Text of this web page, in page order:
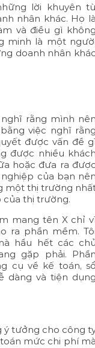
lời khuyên
nhân khác. Họ
và điều gì
minh là một
doanh nhân
rằng mình
việc nghĩ
được vấn đề
được nhiều
hoặc đưa ra
của bạn
một thị trường
của thị trường.
mang tên X chỉ
ra phần mềm.
hầu hết các
gặp phải.
cụ về kế toán,
dàng và tiện
ý tưởng cho công
mức chi phí